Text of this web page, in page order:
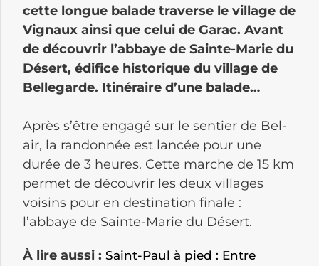
cette longue balade traverse le village de
Vignaux ainsi que celui de Garac. Avant
de découvrir l’abbaye de Sainte-Marie du
Désert, édifice historique du village de
Bellegarde. Itinéraire d’une balade…
Après s’être engagé sur le sentier de Bel-
air, la randonnée est lancée pour une
durée de 3 heures. Cette marche de 15 km
permet de découvrir les deux villages
voisins pour en destination finale :
l’abbaye de Sainte-Marie du Désert.
À lire aussi : Saint-Paul à pied : Entre